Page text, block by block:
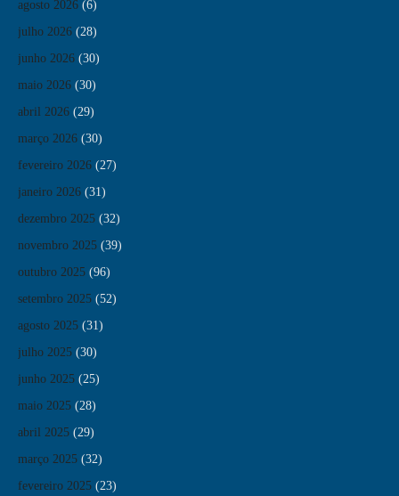
agosto 2026 (6)
julho 2026 (28)
junho 2026 (30)
maio 2026 (30)
abril 2026 (29)
março 2026 (30)
fevereiro 2026 (27)
janeiro 2026 (31)
dezembro 2025 (32)
novembro 2025 (39)
outubro 2025 (96)
setembro 2025 (52)
agosto 2025 (31)
julho 2025 (30)
junho 2025 (25)
maio 2025 (28)
abril 2025 (29)
março 2025 (32)
fevereiro 2025 (23)